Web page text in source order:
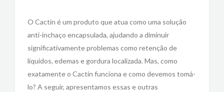
O Cactin é um produto que atua como uma solução
anti-inchaço encapsulada, ajudando a diminuir
significativamente problemas como retenção de
líquidos, edemas e gordura localizada. Mas, como
exatamente o Cactin funciona e como devemos tomá-
lo? A seguir, apresentamos essas e outras